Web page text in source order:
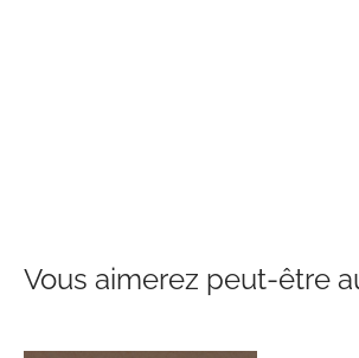
Vous aimerez peut-être